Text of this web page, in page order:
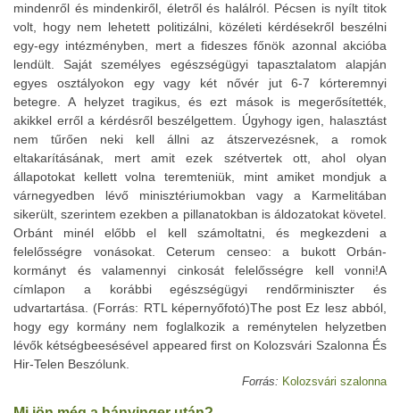
mindenről és mindenkiről, életről és halálról. Pécsen is nyílt titok
volt, hogy nem lehetett politizálni, közéleti kérdésekről beszélni
egy-egy intézményben, mert a fideszes főnök azonnal akcióba
lendült. Saját személyes egészségügyi tapasztalatom alapján
egyes osztályokon egy vagy két nővér jut 6-7 kórteremnyi
betegre. A helyzet tragikus, és ezt mások is megerősítették,
akikkel erről a kérdésről beszélgettem. Úgyhogy igen, halasztást
nem tűrően neki kell állni az átszervezésnek, a romok
eltakarításának, mert amit ezek szétvertek ott, ahol olyan
állapotokat kellett volna teremteniük, mint amiket mondjuk a
várnegyedben lévő minisztériumokban vagy a Karmelitában
sikerült, szerintem ezekben a pillanatokban is áldozatokat követel.
Orbánt minél előbb el kell számoltatni, és megkezdeni a
felelősségre vonásokat. Ceterum censeo: a bukott Orbán-
kormányt és valamennyi cinkosát felelősségre kell vonni!A
címlapon a korábbi egészségügyi rendőrminiszter és
udvartartása. (Forrás: RTL képernyőfotó)The post Ez lesz abból,
hogy egy kormány nem foglalkozik a reménytelen helyzetben
lévők kétségbeesésével appeared first on Kolozsvári Szalonna És
Hir-Telen Beszólunk.
Forrás: Kolozsvári szalonna